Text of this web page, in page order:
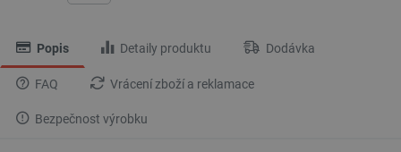
Popis Detaily produktu Dodávka
FAQ Vrácení zboží a reklamace
Bezpečnost výrobku